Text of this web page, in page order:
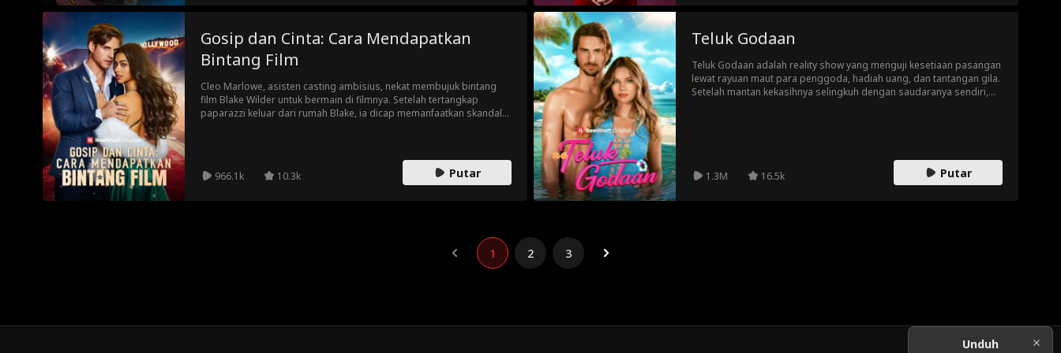
Gosip dan Cinta: Cara Mendapatkan
Bintang Film
Cleo Marlowe, asisten casting ambisius, nekat membujuk bintang
film Blake Wilder untuk bermain di filmnya. Setelah tertangkap
paparazzi keluar dari rumah Blake, ia dicap memanfaatkan skandal
966.1k 10.3k Putar
Teluk Godaan
Teluk Godaan adalah reality show yang menguji kesetiaan pasangan
lewat rayuan maut para penggoda, hadiah uang, dan tantangan gila.
Setelah mantan kekasihnya selingkuh dengan saudaranya sendiri,
1.3M 16.5k Putar
1 2 3
Unduh